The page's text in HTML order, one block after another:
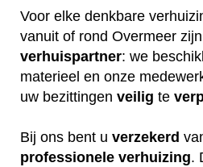
Voor elke denkbare
vanuit of rond Overmeer
verhuispartner: we
materieel en onze
uw bezittingen veilig te
Bij ons bent u verzekerd
professionele verhuizing.